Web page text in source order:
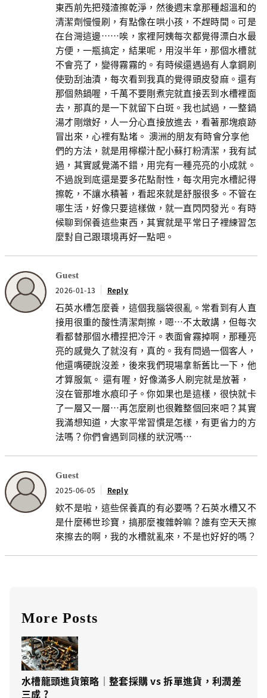
東西前先把殘渣擦乾淨，然後週末拿那種超溫和的
清潔劑慢慢刷，有點像在哄小孩，不趕時間。可是
在台灣這邊……唉，家裡阿姨每次都覺得漂白水最
方便，一瓶搞定，結果呢，用沒半年，那個水槽就
不會亮了，變得霧霧的。有時候還遇過有人拿鋼刷
使勁刮油漬，每次看到我真的覺得頭皮發麻。還有
那個熱鍋喔，千萬不要剛煮完就直接丟到水槽裡面
去，那真的是一下就留下白斑。我也試過，一整鍋
湯才剛燉好，人一分心直接放進去，看著那塊痕跡
冒出來，心裡有點堵。 澳洲的朋友有時會分享他
們的方法，就是用檸檬汁配小蘇打粉清潔，我有試
過，其實感覺滿不錯，用完有一種亮亮的小成就。
不過說到底還是要多花點耐性，每次用完水槽記得
擦乾，不讓水積著，看起來就是舒服很多。不管在
哪生活，好像只要這樣做，就一直閃閃發光。有時
候聊到保養這些東西，其實就是平常日子裡練習怎
麼對自己跟環境再好一點吧。
Guest
2026-01-13 Reply
石英水槽怎麼養，這個我腦袋很亂。常看到有人直
接用很重的酸性清潔劑擦，嗯…不太敢講，但每次
看都替那個水槽捏把冷汗。表面會霧掉啊，那種亮
亮的感覺久了就沒有，真的。我有問過一個客人，
他還嘴硬說沒差，後來我們現場拿新舊比一下，他
才算服氣。 還有喔，好像滿多人刷完就是放著，
沒在管那堆水痕印子。你如果也是這樣，很快就卡
了一層又一層…再怎麼刷也很難整個回來吧？其實
我滿想知道，大家平常習慣是怎樣，有更省力的方
法嗎？你們會遇到同樣的狀況嗎…
Guest
2025-06-05 Reply
欸不是啦，這些保養真的有必要嗎？石英水槽又不
是什麼稀世珍寶，搞那麼複雜幹嘛？誰有空天天擦
來擦去的啊，我的水槽就亂來，不是也好好的嗎？
More Posts
水槽龍頭進貨策略｜整套採購 vs 拆單進貨，利潤差
三成 ?